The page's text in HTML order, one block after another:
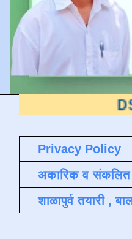
DS
Privacy Policy
अकारिक व संकलित
शाळापुर्व तयारी ,